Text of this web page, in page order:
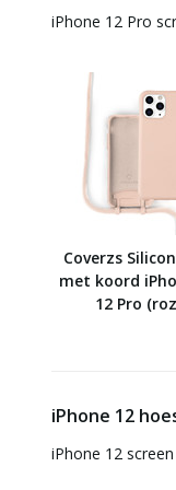
iPhone 12 Pro
Coverzs
met koord
12 Pro
iPhone 12
iPhone 12